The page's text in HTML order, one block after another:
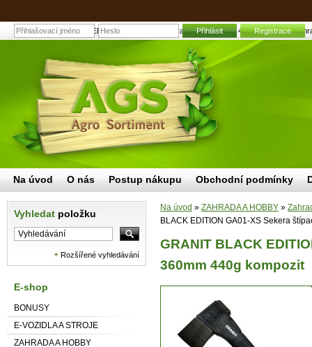
GRANIT BLACK EDITION GA01-XS Sekera štípací 360mm 440g kompozit |
Přihlásit Registrace
Vyhledat položku
Rozšířené vyhledávání
E-shop
BONUSY
E-VOZIDLA A STROJE
ZAHRADA A HOBBY
Na úvod » ZAHRADA A HOBBY »
BLACK EDITION GA01-XS Sekera
GRANIT BLACK
360mm 440g kompozit
Na úvod O nás Postup nákupu Obchodní podmínky